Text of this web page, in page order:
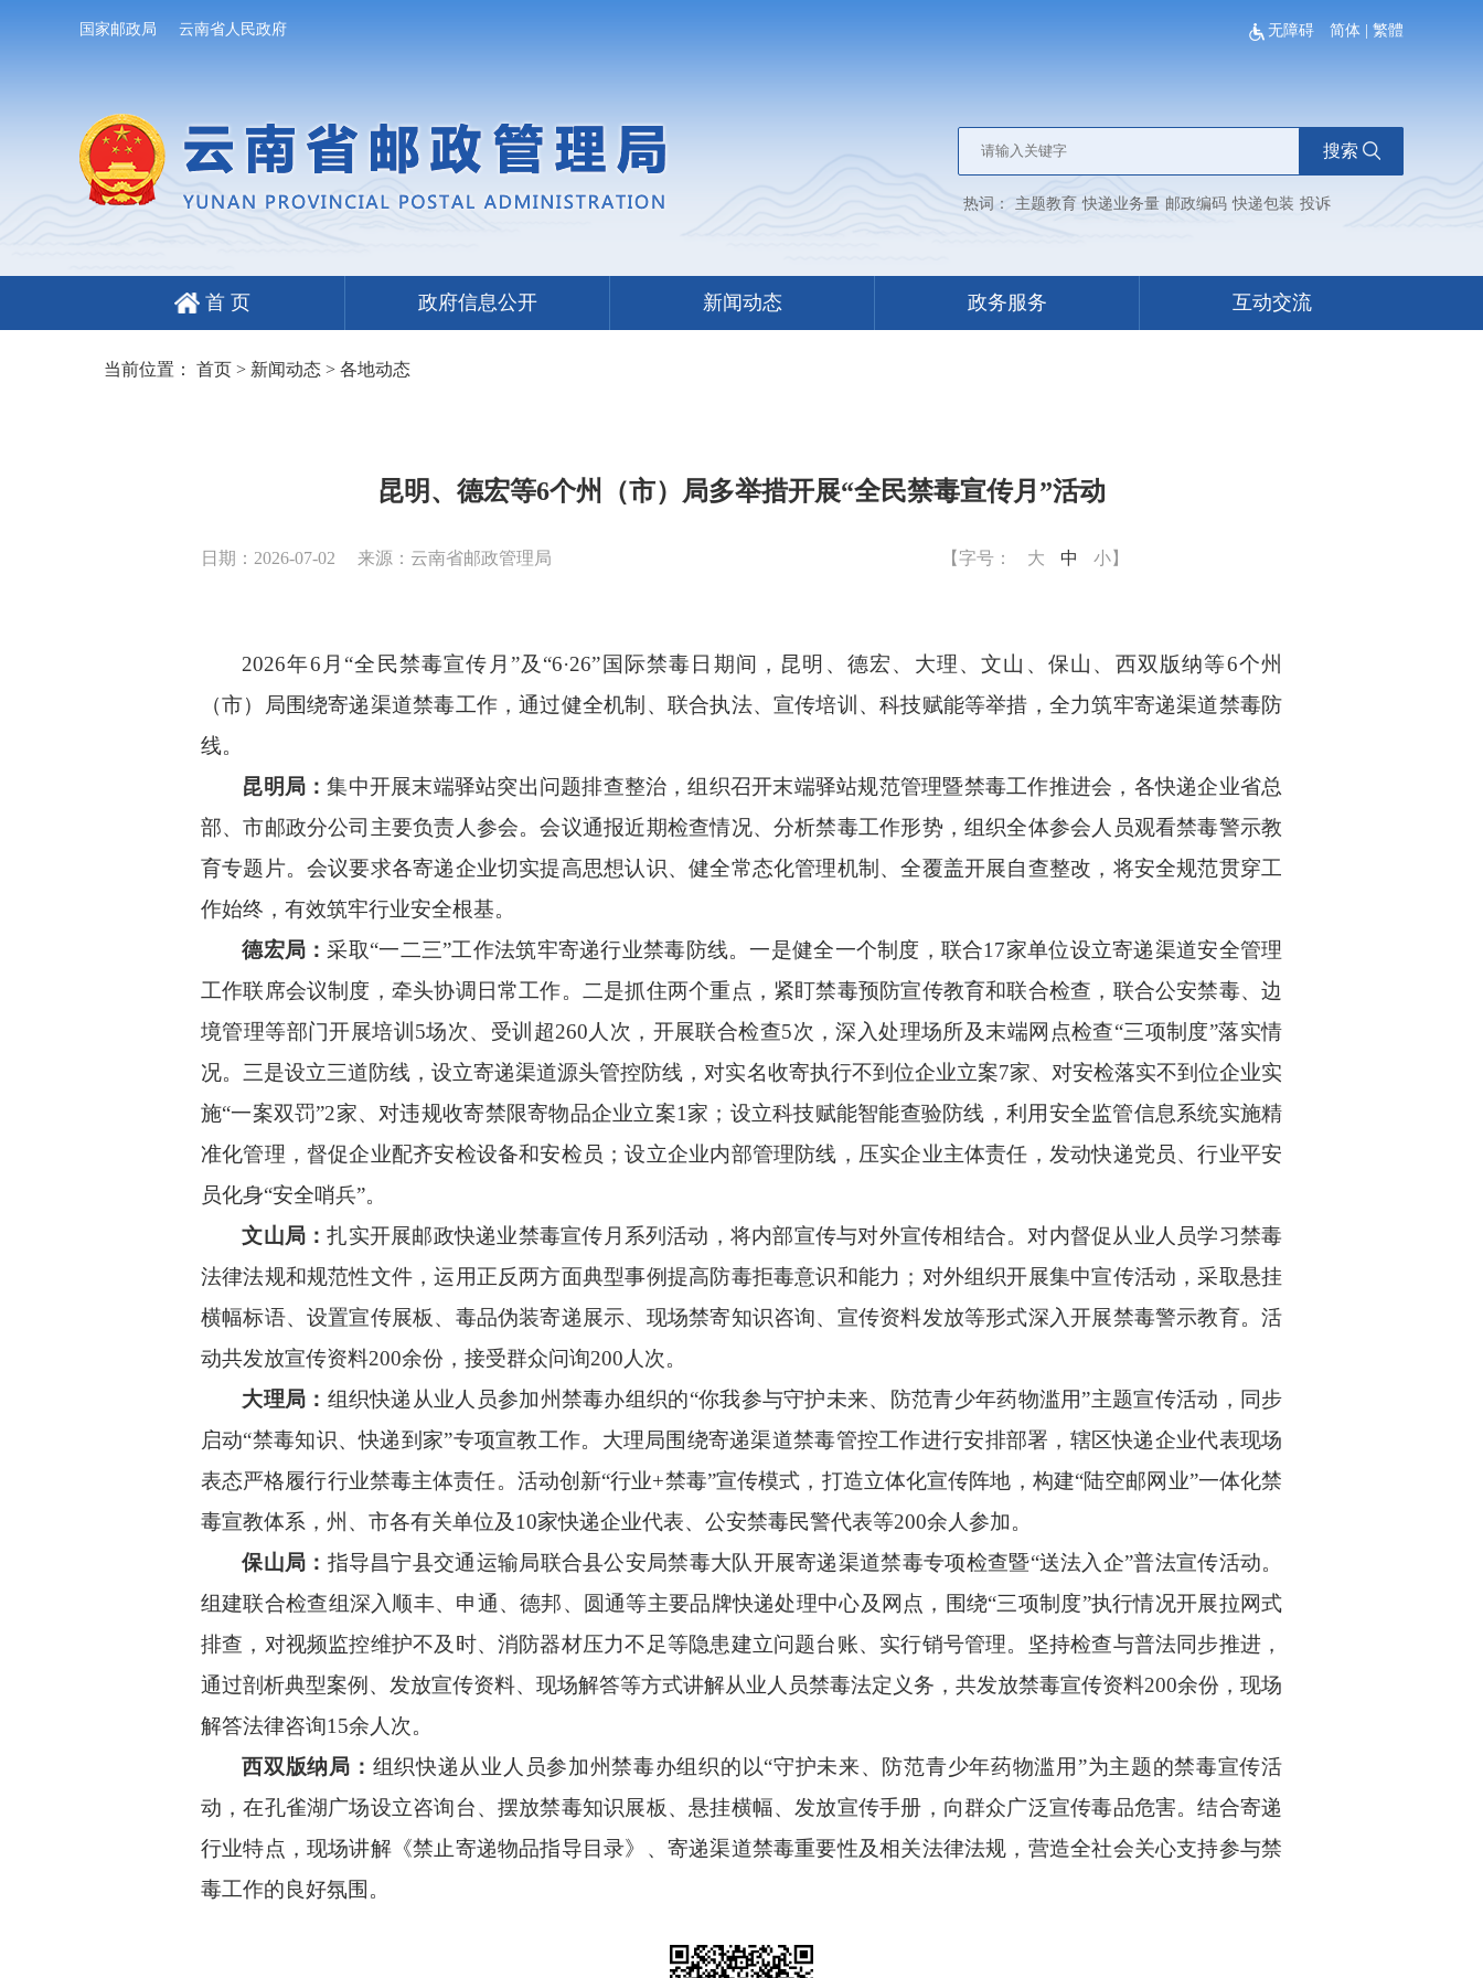
国家邮政局 云南省人民政府 无障碍 简体 繁體
搜索
热词： 主题教育 快递业务量 邮政编码 快递包装 投诉
首 页 政府信息公开 新闻动态 政务服务 互动交流
当前位置： 首页> 新闻动态> 各地动态
昆明、德宏等6个州（市）局多举措开展“全民禁毒宣传月”活动
日期：2026-07-02 来源：云南省邮政管理局 【字号： 大 中 小】
2026年6月“全民禁毒宣传月”及“6·26”国际禁毒日期间，昆明、德宏、大理、文山、 保山、 西双版纳等6个州
（市）
局围绕寄递渠道禁毒工作，通过健全机制、联合执法、宣传培训、科技赋能等举措，全力筑牢寄递渠道禁毒防
线。
昆明局：集中开展末端驿站突出问题排查整治，组织召开末端驿站规范管理暨禁毒工作推进会，各快递企业省总
部、市邮政分公司主要负责人参会。会议通报近期检查情况、分析禁毒工作形势，组织全体参会人员观看禁毒警示教
育专题片。会议要求各寄递企业切实提高思想认识、健全常态化管理机制、全覆盖开展自查整改，将安全规范贯穿工
作始终，有效筑牢行业安全根基。
德宏局：采取“一二三”工作法筑牢寄递行业禁毒防线。一是健全一个制度，联合17家单位设立寄递渠道安全管理
工作联席会议制度，牵头协调日常工作。二是抓住两个重点，紧盯禁毒预防宣传教育和联合检查，联合公安禁毒、边
境管理等部门开展培训5场次、受训超260人次，开展联合检查5次，深入处理场所及末端网点检查“三项制度”落实情
况。三是设立三道防线，设立寄递渠道源头管控防线，对实名收寄执行不到位企业立案7家、对安检落实不到位企业实
施“一案双罚”2家、对违规收寄禁限寄物品企业立案1家；设立科技赋能智能查验防线，利用安全监管信息系统实施精
准化管理，督促企业配齐安检设备和安检员；设立企业内部管理防线，压实企业主体责任，发动快递党员、行业平安
员化身“安全哨兵”。
文山局：扎实开展邮政快递业禁毒宣传月系列活动，将内部宣传与对外宣传相结合。对内督促从业人员学习禁毒
法律法规和规范性文件，运用正反两方面典型事例提高防毒拒毒意识和能力；对外组织开展集中宣传活动，采取悬挂
横幅标语、设置宣传展板、毒品伪装寄递展示、现场禁寄知识咨询、宣传资料发放等形式深入开展禁毒警示教育。活
动共发放宣传资料200余份，接受群众问询200人次。
大理局： 组织快递从业人员参加州禁毒办组织的“你我参与守护未来、 防范青少年药物滥用”主题宣传活动，同步
启动“禁毒知识、快递到家”专项宣教工作。 大理局围绕寄递渠道禁毒管控工作进行安排部署，辖区快递企业代表现场
表态严格履行行业禁毒主体责任。活动创新“行业+禁毒”宣传模式，打造立体化宣传阵地，构建“陆空邮网业”一体化禁
毒宣教体系，州、市各有关单位及10家快递企业代表、公安禁毒民警代表等200余人参加。
保山局： 指导昌宁县交通运输局联合县公安局禁毒大队开展寄递渠道禁毒专项检查暨“送法入企”普法宣传活动。
组建联合检查组深入顺丰、申通、德邦、圆通等主要品牌快递处理中心及网点，围绕“三项制度”执行情况开展拉网式
排查，对视频监控维护不及时、消防器材压力不足等隐患建立问题台账、实行销号管理。坚持检查与普法同步推进，
通过剖析典型案例、发放宣传资料、现场解答等方式讲解从业人员禁毒法定义务，共发放禁毒宣传资料200余份，现场
解答法律咨询15余人次。
西双版纳局： 组织快递从业人员参加州禁毒办组织的以“守护未来、防范青少年药物滥用”为主题的禁毒宣传活
动，在孔雀湖广场设立咨询台、摆放禁毒知识展板、悬挂横幅、发放宣传手册，向群众广泛宣传毒品危害。结合寄递
行业特点，现场讲解《禁止寄递物品指导目录》、寄递渠道禁毒重要性及相关法律法规，营造全社会关心支持参与禁
毒工作的良好氛围。